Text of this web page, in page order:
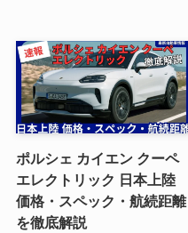
ポルシェ カイエン クーペ
エレクトリック 日本上陸
価格・スペック・航続距離
を徹底解説